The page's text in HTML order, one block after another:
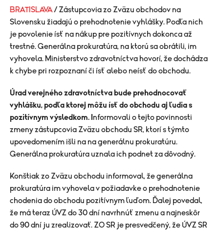
BRATISLAVA / Zástupcovia zo Zväzu obchodov na
Slovensku žiadajú o prehodnotenie vyhlášky. Podľa nich
je povolenie ísť na nákup pre pozitívnych dokonca až
trestné. Generálna prokuratúra, na ktorú sa obrátili, im
vyhovela. Ministerstvo zdravotníctva hovorí, že dochádza
k chybe pri rozpoznaní či ísť alebo neísť do obchodu.
Úrad verejného zdravotníctva bude prehodnocovať
vyhlášku, podľa ktorej môžu ísť do obchodu aj ľudia s
pozitívnym výsledkom. I nformovali o tejto povinnosti
zmenyzástupcovia Zväzu obchodu SR, ktorí s týmto
upovedomením išli na na generálnu prokuratúru.
Generálna prokuratúra uznala ich podnet za dôvodný.
Konštiak zo Zväzu obchodu informoval, že generálna
prokuratúra im vyhovela v požiadavke o prehodnotenie
chodenia do obchodu pozitívnym ľuďom. Ďalej povedal,
že má teraz ÚVZ do 30 dní navrhnúť zmenu a najneskôr
do 90 dní ju zrealizovať. ZO SR je presvedčený, že ÚVZ SR